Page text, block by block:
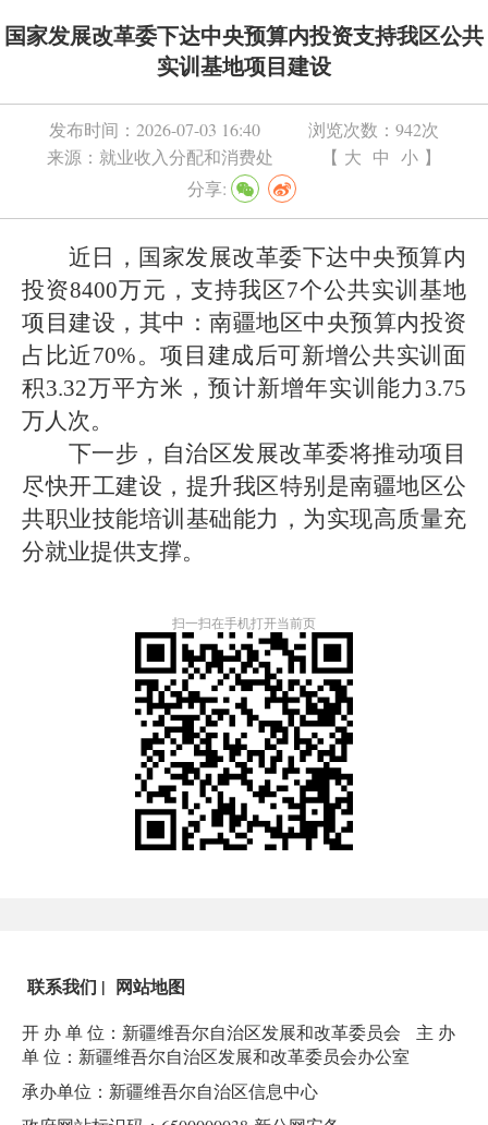
国家发展改革委下达中央预算内投资支持我区公共
实训基地项目建设
发布时间： 2026-07-03 16:40 浏览次数： 942次
来源： 就业收入分配和消费处 【 大 中 小 】
分享:
近日，国家发展改革委下达中央预算内
投资8400万元，支持我区7个公共实训基地
项目建设，其中：南疆地区中央预算内投资
占比近70%。项目建成后可新增公共实训面
积3.32万平方米，预计新增年实训能力 3.75
万人次。
下一步，自治区发展改革委将推动项目
尽快开工建设，提升我区特别是南疆地区公
共职业技能培训基础能力，为实现高质量充
分就业提供支撑。
扫一扫在手机打开当前页
联系我们 | 网站地图
开 办 单 位：新疆维吾尔自治区发展和改革委员会
主 办
单 位：新疆维吾尔自治区发展和改革委员会办公室
承办单位：新疆维吾尔自治区信息中心